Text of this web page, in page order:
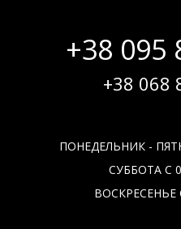
+38 095
+38 068
ПОНЕДЕЛЬНИК -
СУББОТА С
ВОСКРЕСЕНЬЕ